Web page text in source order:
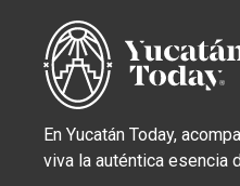
En Yucatán Today,
viva la auténtica esencia